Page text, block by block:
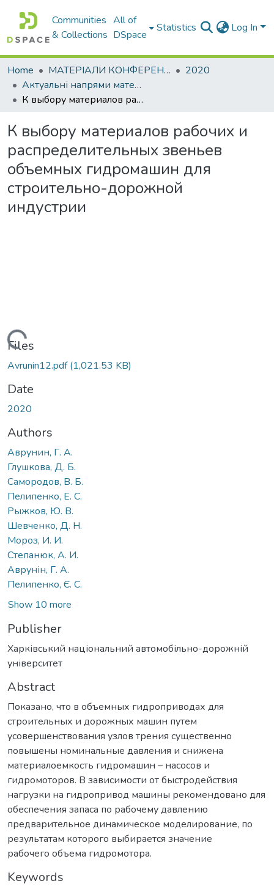
Communities
& Collections
All of
DSpace
Statistics Log In
Home МАТЕРІАЛИ КОНФЕРЕНЦІЙ
2020
Актуальні напрями матеріалознавства: збільшення ресурсу конструкцій на основі конвергенції сучасних технологій обробки матеріалів
К выбору материалов рабочих и распределительных звеньев объемных гидромашин для строительно-дорожной индустрии
К выбору материалов рабочих и
распределительных звеньев
объемных гидромашин для
строительно-дорожной
индустрии
Files
Avrunin12.pdf(1,021.53 KB)
Date
2020
Authors
Аврунин, Г. А.
Глушкова, Д. Б.
Самородов, В. Б.
Пелипенко, Е. С.
Рыжков, Ю. В.
Шевченко, Д. Н.
Мороз, И. И.
Степанюк, А. И.
Аврунін, Г. А.
Пелипенко, Є. С.
Show 10 more
Publisher
Харківський національний автомобільно-дорожній
університет
Abstract
Показано, что в объемных гидроприводах для
строительных и дорожных машин путем
усовершенствования узлов трения существенно
повышены номинальные давления и снижена
материалоемкость гидромашин – насосов и
гидромоторов. В зависимости от быстродействия
нагрузки на гидропривод машины рекомендовано для
обеспечения запаса по рабочему давлению
предварительное динамическое моделирование, по
результатам которого выбирается значение
рабочего объема гидромотора.
Keywords